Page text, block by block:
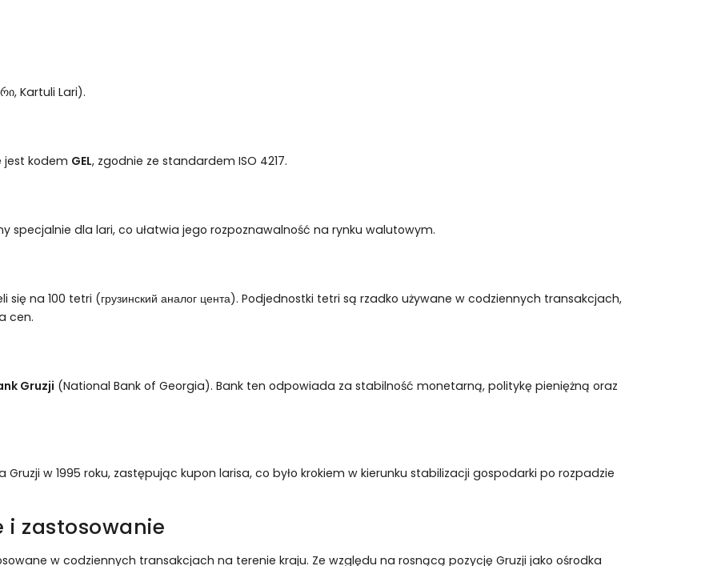
Kartuli Lari).
jest kodem GEL, zgodnie ze standardem ISO 4217.
specjalnie dla lari, co ułatwia jego rozpoznawalność na rynku walutowym.
się na 100 tetri (грузинский аналог цента). Podjednostki tetri są rzadko używane w codziennych transakcjach,
cen.
Gruzji (National Bank of Georgia). Bank ten odpowiada za stabilność monetarną, politykę pieniężną oraz
w 1995 roku, zastępując kupon larisa, co było krokiem w kierunku stabilizacji gospodarki po rozpadzie
zastosowanie
w codziennych transakcjach na terenie kraju. Ze względu na rosnącą pozycję Gruzji jako ośrodka